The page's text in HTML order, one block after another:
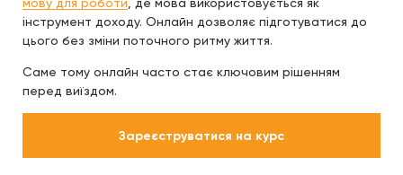
інструмент доходу. Онлайн дозволяє підготуватися до
цього без зміни поточного ритму життя.
Саме тому онлайн часто стає ключовим рішенням
перед виїздом.
Зареєструватися на курс